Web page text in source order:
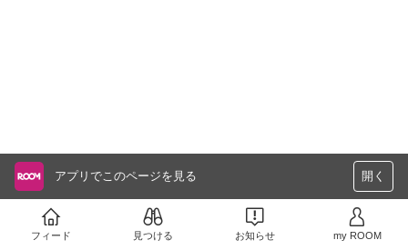
アプリでこのページを見る 開く
フィード 見つける お知らせ my ROOM